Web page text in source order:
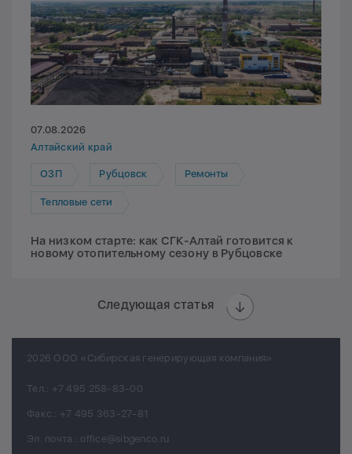
07.08.2026
Алтайский край
ОЗП Рубцовск Ремонты
Тепловые сети
На низком старте: как СГК-Алтай готовится к
новому отопительному сезону в Рубцовске
Следующая статья
2026 ООО «Сибирская генерирующая компания»
Тел.: +7 495 258-83-00
Факс.: +7 495 363-27-81
Эл. почта.: office@sibgenco.ru